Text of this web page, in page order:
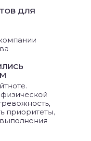
ДЛЯ
приоритеты,